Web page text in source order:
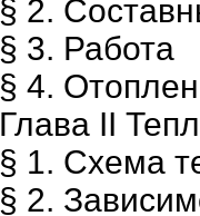
§ 2.
§ 3. Работа
§ 4.
Глава II
§ 1. Схема
§ 2.